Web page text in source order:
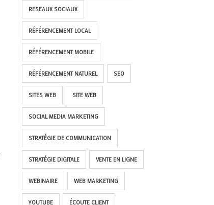
RESEAUX SOCIAUX
RÉFÉRENCEMENT LOCAL
RÉFÉRENCEMENT MOBILE
RÉFÉRENCEMENT NATUREL SEO
SITES WEB SITE WEB
SOCIAL MEDIA MARKETING
STRATÉGIE DE COMMUNICATION
STRATÉGIE DIGITALE VENTE EN LIGNE
WEBINAIRE WEB MARKETING
YOUTUBE ÉCOUTE CLIENT